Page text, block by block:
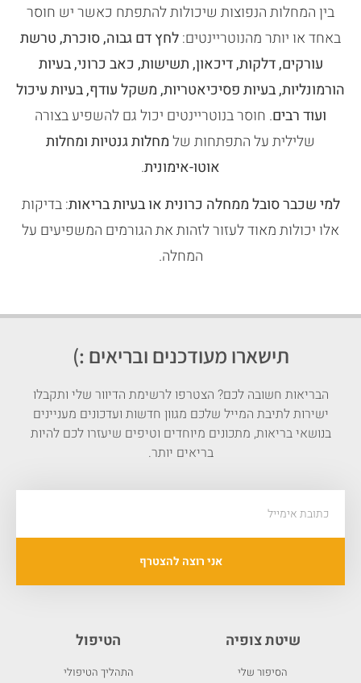
בין המחלות הנפוצות שיכולות להתפתח כאשר יש חוסר
באחד או יותר מהנוטריינטים:לחץ דם גבוה, סוכרת, טרשת
עורקים, דלקות, דיכאון, תשישות, כאב כרוני, בעיות
הורמונליות, בעיות פסיכיאטריות, משקל עודף, בעיות עיכול
ועוד רבים. חוסר בנוטריינטים יכול גם להשפיע בצורה
שלילית על התפתחות שלמחלות גנטיות ומחלות
אוטו-אימונית.
למי שכבר סובל ממחלה כרונית או בעיות בריאות: בדיקות
אלו יכולות מאוד לעזור לזהות את הגורמים המשפיעים על
המחלה.
תישארו מעודכנים ובריאים :)
הבריאות חשובה לכם? הצטרפו לרשימת הדיוור שלי ותקבלו
ישירות לתיבת המייל שלכם מגוון חדשות ועדכונים מעניינים
בנושאי בריאות, מתכונים מיוחדים וטיפים שיעזרו לכם להיות
בריאים יותר.
אני רוצה להצטרף
שיטת צופיה
הסיפור שלי
הטיפול
התהליך הטיפולי